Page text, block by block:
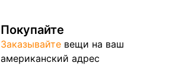
Покупайте
Заказывайте вещи на ваш
американский адрес